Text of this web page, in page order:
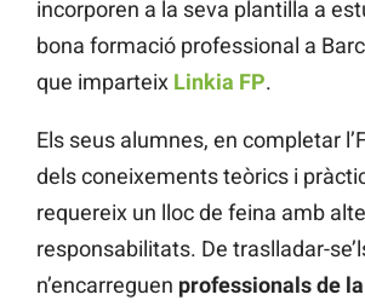
incorporen a la seva plantilla a
bona formació professional a
que imparteix Linkia FP.
Els seus alumnes, en completar
dels coneixements teòrics i
requereix un lloc de feina amb
responsabilitats. De traslladar-
n’encarreguen professionals de